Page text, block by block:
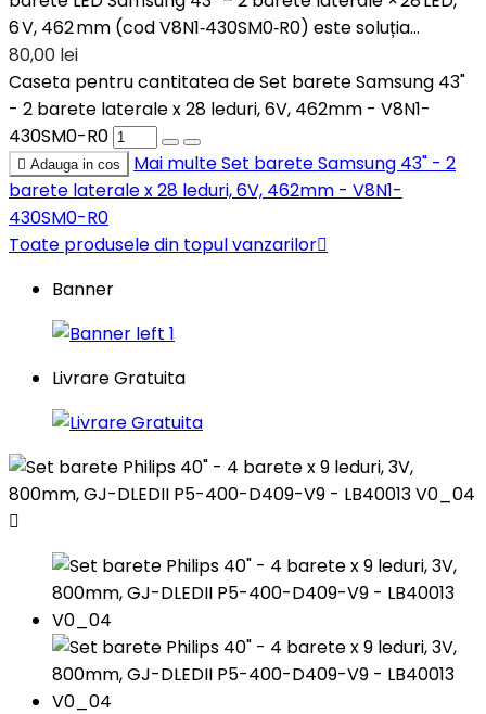
6 V, 462 mm (cod V8N1‑430SM0‑R0) este soluția...
80,00 lei
Caseta pentru cantitatea de Set barete Samsung 43"
- 2 barete laterale x 28 leduri, 6V, 462mm - V8N1-
430SM0-R0
 Adauga in cos Mai multeSet barete Samsung 43" - 2
barete laterale x 28 leduri, 6V, 462mm - V8N1-
430SM0-R0
Toate produsele din topul vanzarilor
Banner
Livrare Gratuita
